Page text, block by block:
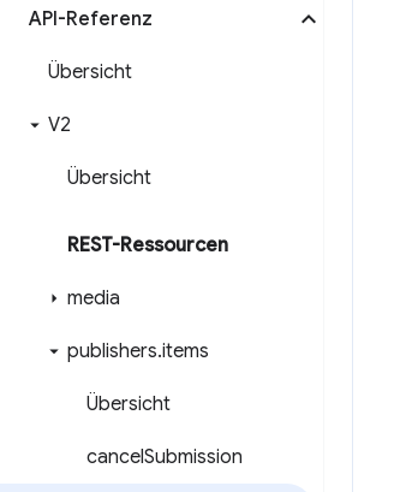
API-Referenz
Übersicht
V2
Übersicht
REST-Ressourcen
media
publishers.items
Übersicht
cancelSubmission